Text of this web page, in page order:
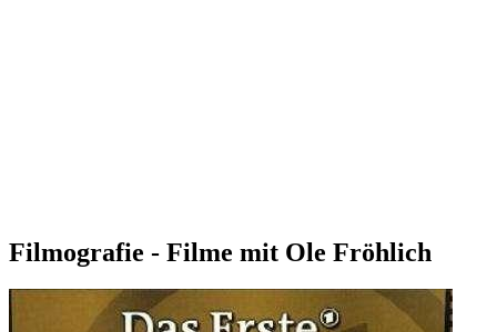
Filmografie - Filme mit Ole Fröhlich